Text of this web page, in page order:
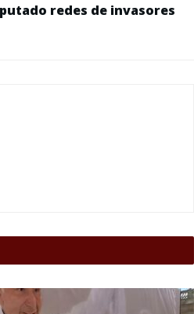
redes de invasores